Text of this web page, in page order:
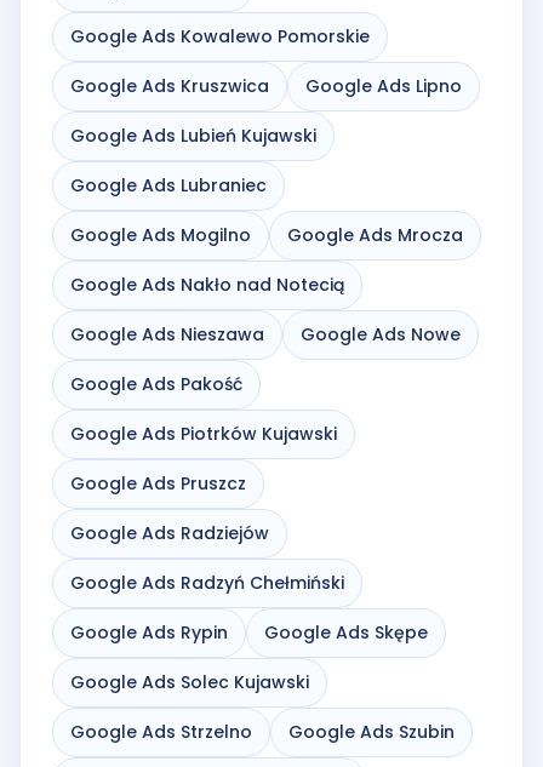
Google Ads Kowalewo Pomorskie
Google Ads Kruszwica Google Ads Lipno
Google Ads Lubień Kujawski
Google Ads Lubraniec
Google Ads Mogilno Google Ads Mrocza
Google Ads Nakło nad Notecią
Google Ads Nieszawa Google Ads Nowe
Google Ads Pakość
Google Ads Piotrków Kujawski
Google Ads Pruszcz
Google Ads Radziejów
Google Ads Radzyń Chełmiński
Google Ads Rypin Google Ads Skępe
Google Ads Solec Kujawski
Google Ads Strzelno Google Ads Szubin